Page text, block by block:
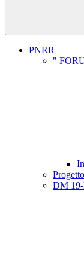
PNRR
"
DM